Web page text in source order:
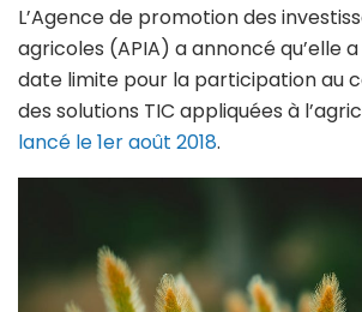
L’Agence de promotion des
agricoles (APIA) a annoncé qu’elle
date limite pour la participation au
des solutions TIC appliquées à
lancé le 1er août 2018.